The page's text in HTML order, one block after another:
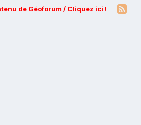
de Géoforum / Cliquez ici !